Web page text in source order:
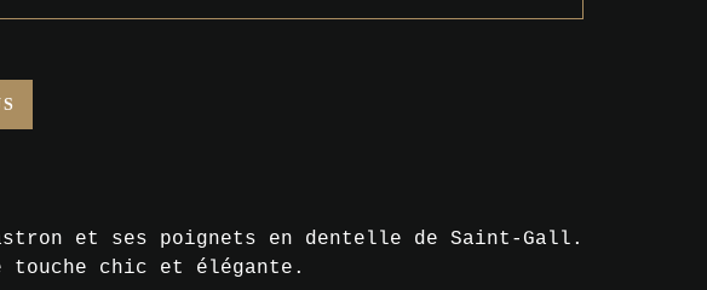
et ses poignets en dentelle de Saint-Gall.
touche chic et élégante.